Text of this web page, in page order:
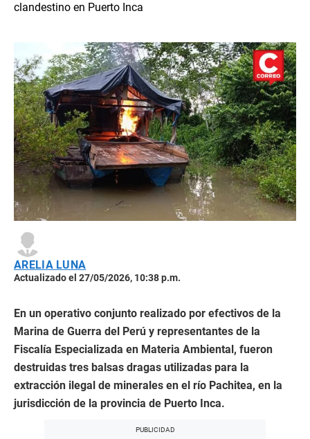
clandestino en Puerto Inca
ARELIA LUNA
Actualizado el 27/05/2026, 10:38 p.m.
En un operativo conjunto realizado por efectivos de la
Marina de Guerra del Perú y representantes de la
Fiscalía Especializada en Materia Ambiental, fueron
destruidas tres balsas dragas utilizadas para la
extracción ilegal de minerales en el río Pachitea, en la
jurisdicción de la provincia de Puerto Inca.